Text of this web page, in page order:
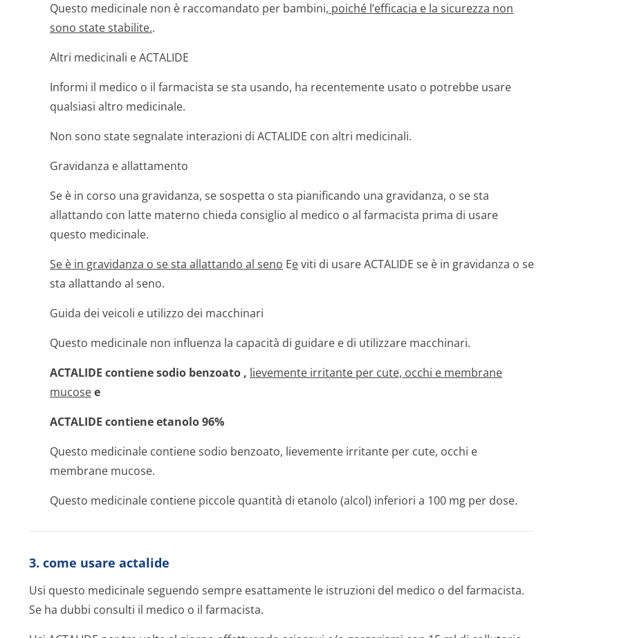
Questo medicinale non è raccomandato per bambini, poiché l’efficacia e la sicurezza non
sono state stabilite..
Altri medicinali e ACTALIDE
Informi il medico o il farmacista se sta usando, ha recentemente usato o potrebbe usare
qualsiasi altro medicinale.
Non sono state segnalate interazioni di ACTALIDE con altri medicinali.
Gravidanza e allattamento
Se è in corso una gravidanza, se sospetta o sta pianificando una gravidanza, o se sta
allattando con latte materno chieda consiglio al medico o al farmacista prima di usare
questo medicinale.
Se è in gravidanza o se sta allattando al seno Eeviti di usare ACTALIDE se è in gravidanza o se
sta allattando al seno.
Guida dei veicoli e utilizzo dei macchinari
Questo medicinale non influenza la capacità di guidare e di utilizzare macchinari.
ACTALIDE contiene sodio benzoato , lievemente irritante per cute, occhi e membrane
mucosee
ACTALIDE contieneetanolo 96%
Questo medicinale contiene sodio benzoato, lievemente irritante per cute, occhi e
membrane mucose.
Questo medicinale contiene piccole quantità di etanolo (alcol) inferiori a 100 mg per dose.
3. come usare actalide
Usi questo medicinale seguendo sempre esattamente le istruzioni del medico o del farmacista.
Se ha dubbi consulti il medico o il farmacista.